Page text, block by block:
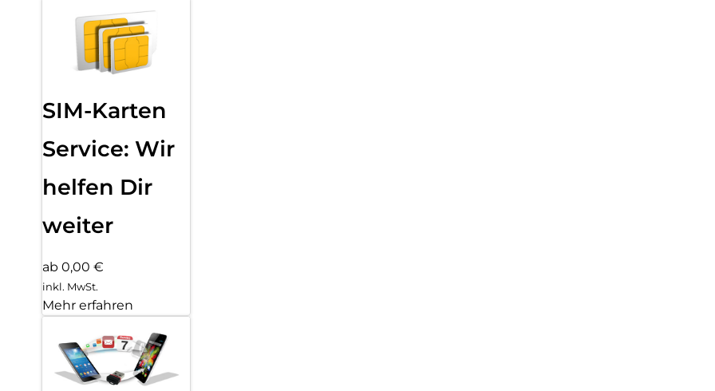
SIM-Karten
Service: Wir
helfen Dir
weiter
ab 0,00 €
inkl. MwSt.
Mehr erfahren